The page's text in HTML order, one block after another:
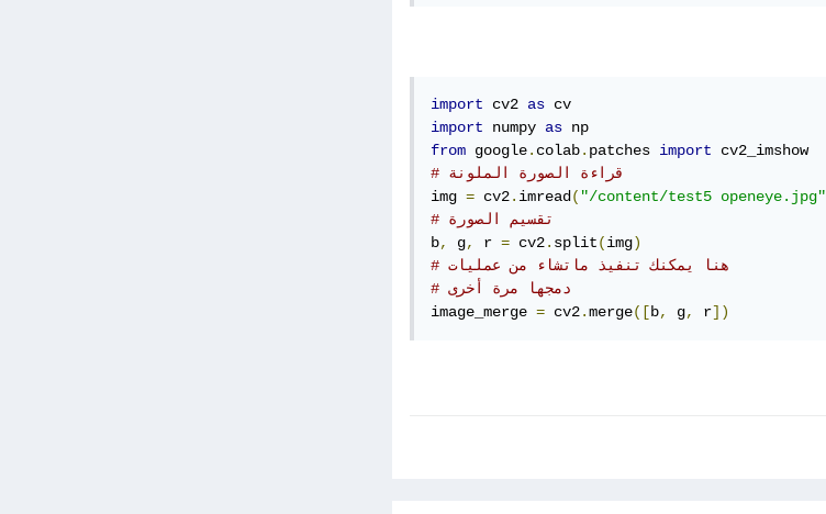
import cv2 as
import numpy as
from google. colab. patches import
# قراءة الصورة الملونة
img = cv2. imread( "/content/test5 openeye.jpg"
# تقسيم الصورة
b, g, r = cv2. split(img)
# هنا يمكنك تنفيذ ماتشاء من عمليات
# دمجها مرة أخرى
image_merge = cv2.merge([b, g, r])